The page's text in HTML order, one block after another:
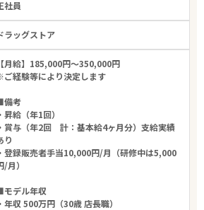
社員
ラッグストア
【月給】185,000円～350,000円
経験等により決定します
備考
昇給（年1回）
賞与（年2回 計：基本給4ヶ月分）支給実績
り
登録販売者手当10,000円/月（研修中は5,000
/月）
デル年収
年収 500万円（30歳 店長職）